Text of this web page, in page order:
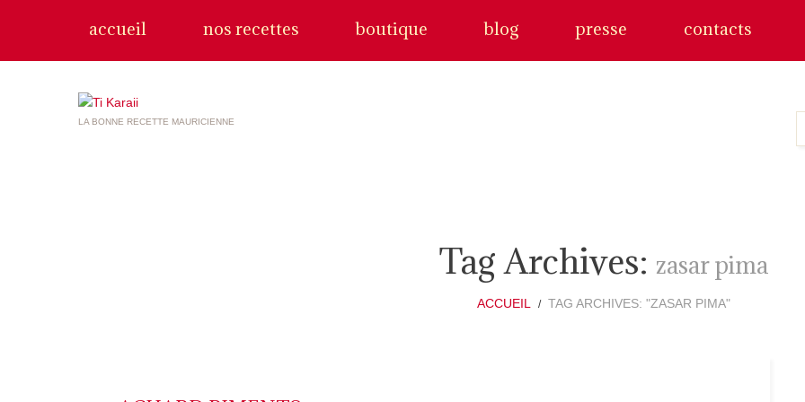
accueil nos recettes boutique blog presse contacts
LA BONNE RECETTE MAURICIENNE
Tag Archives: zasar pima
ACCUEIL TAG ARCHIVES: "ZASAR PIMA"